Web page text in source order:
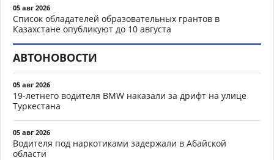
05 авг 2026
Список обладателей образовательных грантов в
Казахстане опубликуют до 10 августа
АВТОНОВОСТИ
05 авг 2026
19-летнего водителя BMW наказали за дрифт на улице
Туркестана
05 авг 2026
Водителя под наркотиками задержали в Абайской
области